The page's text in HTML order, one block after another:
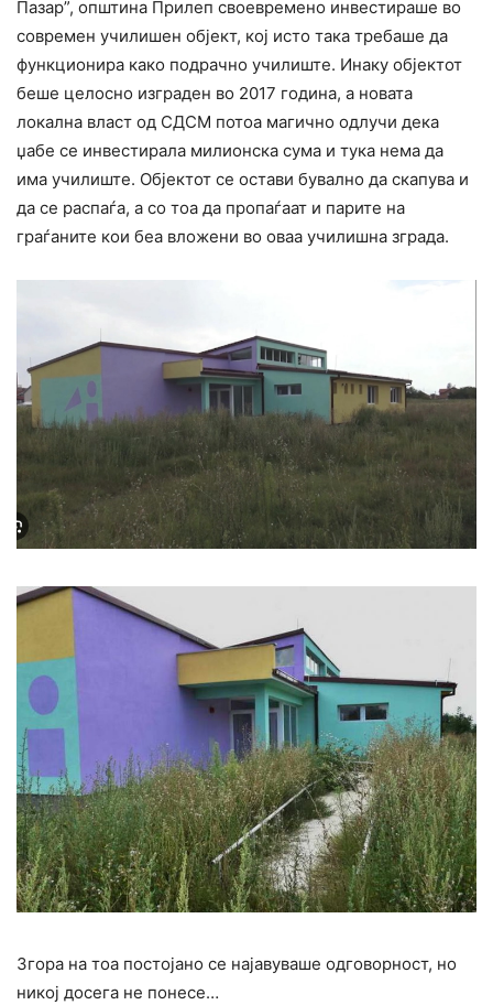
Пазар”, општина Прилеп своевремено инвестираше во
современ училишен објект, кој исто така требаше да
функционира како подрачно училиште. Инаку објектот
беше целосно изграден во 2017 година, а новата
локална власт од СДСМ потоа магично одлучи дека
џабе се инвестирала милионска сума и тука нема да
има училиште. Објектот се остави бувално да скапува и
да се распаѓа, а со тоа да пропаѓаат и парите на
граѓаните кои беа вложени во оваа училишна зграда.
Згора на тоа постојано се најавуваше одговорност, но
никој досега не понесе…